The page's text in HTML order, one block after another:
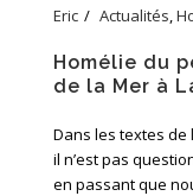
Eric Actualités,
Homélie du
de la Mer à
Dans les textes de
il n’est pas
en passant que